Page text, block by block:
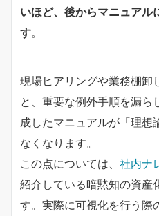
いほど、後からマニュアル
す。
現場ヒアリングや業務棚卸
と、重要な例外手順を漏ら
成したマニュアルが「理想
なくなります。
この点については、 社内ナ
紹介している暗黙知の資産
す。実際に可視化を行う際